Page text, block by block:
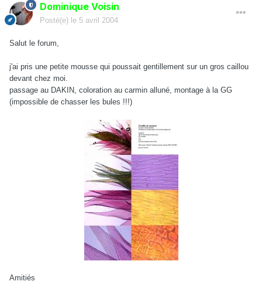
Dominique Voisin
Posté(e) le 5 avril 2004
Salut le forum,
j'ai pris une petite mousse qui poussait gentillement sur un gros caillou
devant chez moi.
passage au DAKIN, coloration au carmin alluné, montage à la GG
(impossible de chasser les bules !!!)
Amitiés